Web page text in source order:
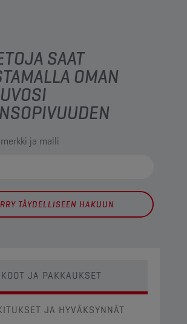
SAAT
OMAN
ja malli
TÄYDELLISEEN HAKUUN
KOOT JA PAKKAUKSET
JA HYVÄKSYNNÄT